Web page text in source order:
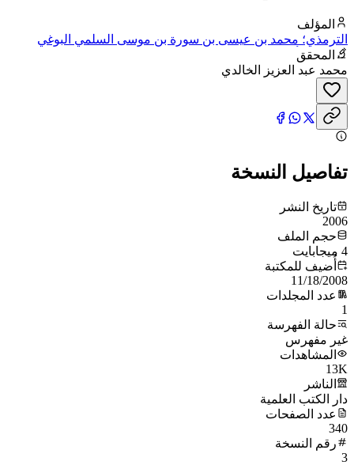
المؤلف
الترمذي؛ محمد بن عيسى بن سورة بن موسى السلمي البوغي
الترمذي، أبو عيسى
المحقق
محمد عبد العزيز الخالدي
تفاصيل النسخة
تاريخ النشر
2006
حجم الملف
4 ميجابايت
أُضيف للمكتبة
11/18/2008
عدد المجلدات
1
حالة الفهرسة
غير مفهرس
المشاهدات
13K
الناشر
دار الكتب العلمية
عدد الصفحات
340
رقم النسخة
3